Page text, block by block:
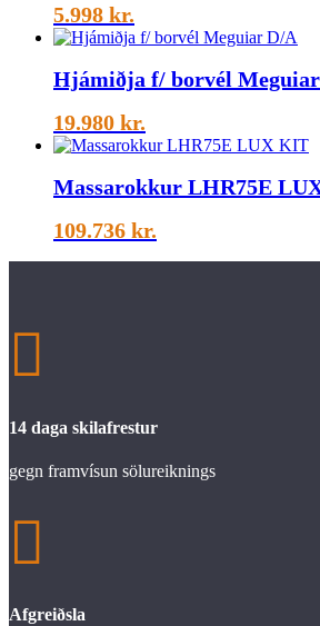
5.998 kr.
Hjámiðja f/ borvél
19.980 kr.
Massarokkur LHR75E
109.736 kr.

14 daga skilafrestur
gegn framvísun sölureiknings

Afgreiðsla